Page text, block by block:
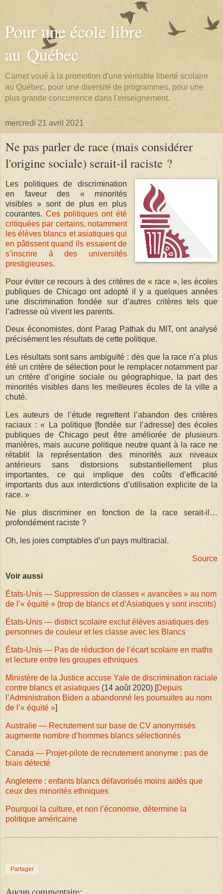
Pour une école libre
au Québec
Carnet voué à la promotion d'une véritable liberté scolaire
au Québec, pour une diversité de programmes, pour une
plus grande concurrence dans l'enseignement.
mercredi 21 avril 2021
Ne pas parler de race (mais considérer
l'origine sociale) serait-il raciste ?
Les politiques de discrimination
en faveur des « minorités
visibles » sont de plus en plus
courantes.Ces politiques ont été
critiquées par certains, notamment
les élèves blancs et asiatiques qui
en pâtissent quand ils essaient de
s’inscrire à des universités
prestigieuses.
Pour éviter ce recours à des critères de « race », les écoles
publiques de Chicago ont adopté il y a quelques années
une discrimination fondée sur d’autres critères tels que
l’adresse où vivent les parents.
Deux économistes, dont Parag Pathak du MIT, ont analysé
précisément les résultats de cette politique.
Les résultats sont sans ambiguïté : dès que la race n’a plus
été un critère de sélection pour le remplacer notamment par
un critère d’origine sociale ou géographique, la part des
minorités visibles dans les meilleures écoles de la ville a
chuté.
Les auteurs de l’étude regrettent l’abandon des critères
raciaux : « La politique [fondée sur l’adresse] des écoles
publiques de Chicago peut être améliorée de plusieurs
manières, mais aucune politique neutre quant à la race ne
rétablit la représentation des minorités aux niveaux
antérieurs sans distorsions substantiellement plus
importantes, ce qui implique des coûts d’efficacité
importants dus aux interdictions d’utilisation explicite de la
race. »
Ne plus discriminer en fonction de la race serait-il…
profondément raciste ?
Oh, les joies comptables d’un pays multiracial.
Source
Voir aussi
États-Unis — Suppression de classes « avancées » au nom
de l’« équité » (trop de blancs et d’Asiatiques y sont inscrits)
États-Unis — district scolaire exclut élèves asiatiques des
personnes de couleur et les classe avec les Blancs
États-Unis — Pas de réduction de l’écart scolaire en maths
et lecture entre les groupes ethniques
Ministère de la Justice accuse Yale de discrimination raciale
contre blancs et asiatiques (14 août 2020) [Depuis
l’Administration Biden a abandonné les poursuites au nom
de l’« équité »]
Australie — Recrutement sur base de CV anonymisés
augmente nombre d’hommes blancs sélectionnés
Canada — Projet-pilote de recrutement anonyme : pas de
biais détecté
Angleterre : enfants blancs défavorisés moins aidés que
ceux des minorités ethniques
Pourquoi la culture, et non l’économie, détermine la
politique américaine
Partager
Aucun commentaire: